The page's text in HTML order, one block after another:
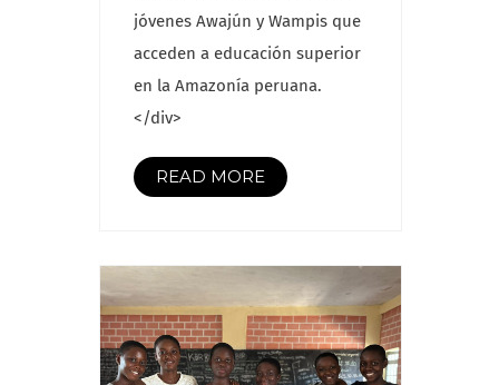
jóvenes Awajún y Wampis que
acceden a educación superior
en la Amazonía peruana.
</div>
READ MORE